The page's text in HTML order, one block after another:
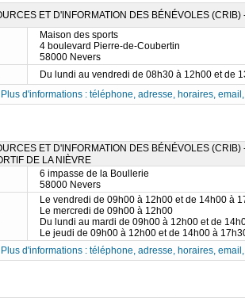
ET D'INFORMATION DES BÉNÉVOLES (CRIB)
Maison des sports
4 boulevard Pierre-de-Coubertin
58000 Nevers
Du lundi au vendredi de 08h30 à 12h00 et de
Plus d'informations : téléphone, adresse, horaires,
ET D'INFORMATION DES BÉNÉVOLES (CRIB)
DE LA NIÈVRE
6 impasse de la Boullerie
58000 Nevers
Le vendredi de 09h00 à 12h00 et de 14h00 à
Le mercredi de 09h00 à 12h00
Du lundi au mardi de 09h00 à 12h00 et de
Le jeudi de 09h00 à 12h00 et de 14h00 à
Plus d'informations : téléphone, adresse, horaires,